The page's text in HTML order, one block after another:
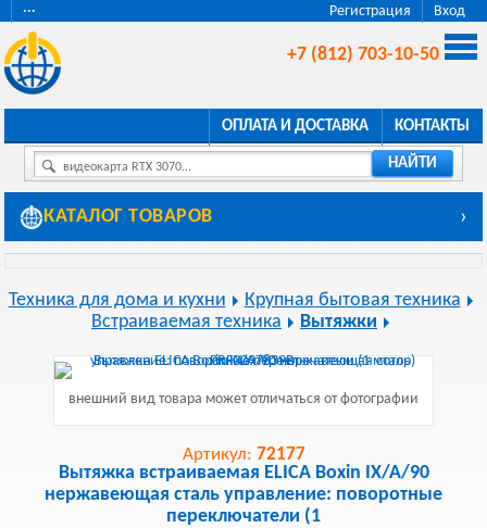
Регистрация Вход
···
+7 (812) 703-10-50
ОПЛАТА И ДОСТАВКА КОНТАКТЫ
видеокарта RTX 3070... НАЙТИ
КАТАЛОГ ТОВАРОВ ›
Техника для дома и кухни
Крупная бытовая техника
Встраиваемая техника
Вытяжки
внешний вид товара может отличаться от фотографии
Артикул: 72177
Вытяжка встраиваемая ELICA Boxin IX/A/90
нержавеющая сталь управление: поворотные
переключатели (1